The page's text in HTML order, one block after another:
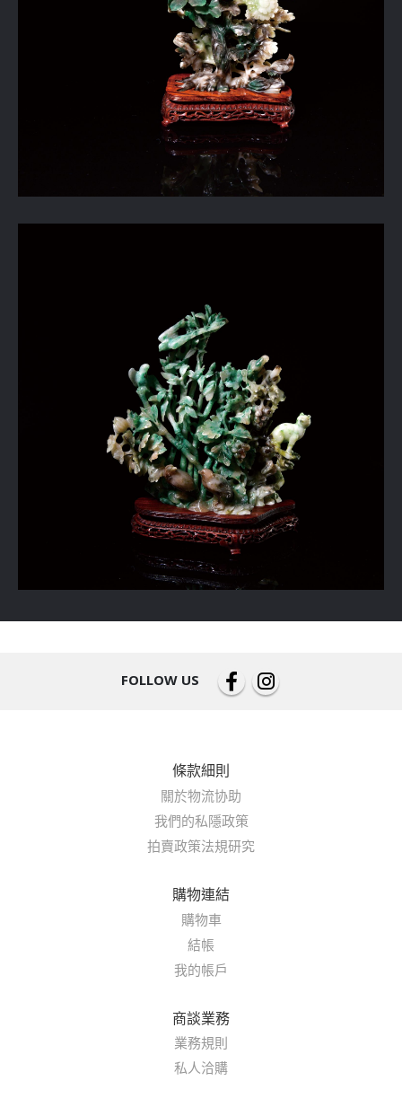
FOLLOW US
條款細則
關於物流协助
我們的私隱政策
拍賣政策法規研究
購物連結
購物車
結帳
我的帳戶
商談業務
業務規則
私人洽購